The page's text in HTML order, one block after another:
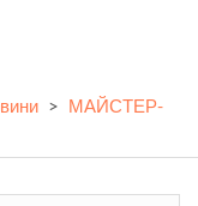
> МАЙСТЕР-